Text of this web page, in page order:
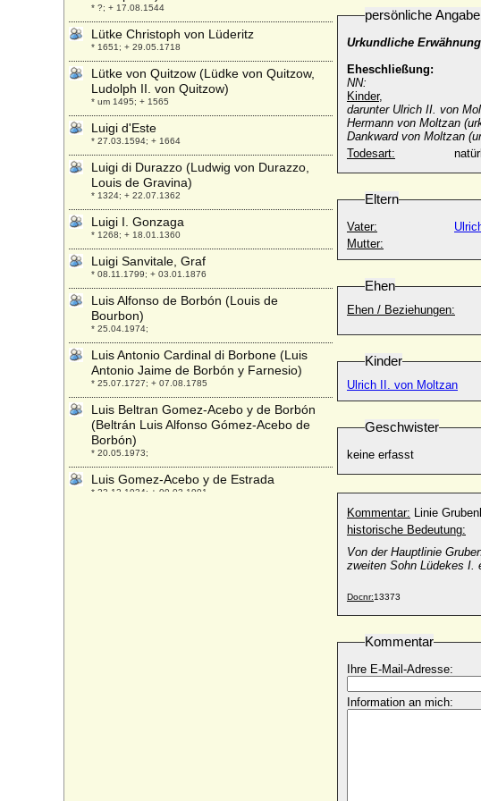
persönliche
Urkundliche Erwähnung
Eheschließung:
NN:
Kinder,
darunter Ulrich II. von
Hermann von Moltzan
Dankward von Moltzan
Todesart:
Eltern
Vater:
Mutter:
Ehen
Ehen / Beziehungen:
Kinder
Ulrich II. von Moltzan
Geschwister
keine erfasst
Kommentar: Linie
historische Bedeutung:
Von der Hauptlinie
zweiten Sohn Lüdekes I.
Docnr:13373
Kommentar
Ihre E-Mail-Adresse:
Information an mich:
* ?; + 17.08.1544
Lütke Christoph von Lüderitz
* 1651; + 29.05.1718
Lütke von Quitzow (Lüdke von Quitzow,
Ludolph II. von Quitzow)
* um 1495; + 1565
Luigi d'Este
* 27.03.1594; + 1664
Luigi di Durazzo (Ludwig von Durazzo,
Louis de Gravina)
* 1324; + 22.07.1362
Luigi I. Gonzaga
* 1268; + 18.01.1360
Luigi Sanvitale, Graf
* 08.11.1799; + 03.01.1876
Luis Alfonso de Borbón (Louis de
Bourbon)
* 25.04.1974;
Luis Antonio Cardinal di Borbone (Luis
Antonio Jaime de Borbón y Farnesio)
* 25.07.1727; + 07.08.1785
Luis Beltran Gomez-Acebo y de Borbón
(Beltrán Luis Alfonso Gómez-Acebo de
Borbón)
* 20.05.1973;
Luis Gomez-Acebo y de Estrada
* 23.12.1934; + 09.03.1991